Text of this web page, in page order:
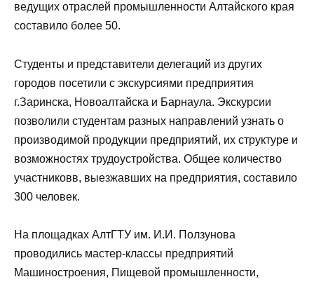
ведущих отраслей промышленности Алтайского края
составило более 50.
Студенты и представители делегаций из других
городов посетили с экскурсиями предприятия
г.Заринска, Новоалтайска и Барнаула. Экскурсии
позволили студентам разных направлений узнать о
производимой продукции предприятий, их структуре и
возможностях трудоустройства. Общее количество
участниковв, выезжавших на предприятия, составило
300 человек.
На площадках АлтГТУ им. И.И. Ползунова
проводились мастер-классы предприятий
Машиностроения, Пищевой промышленности,